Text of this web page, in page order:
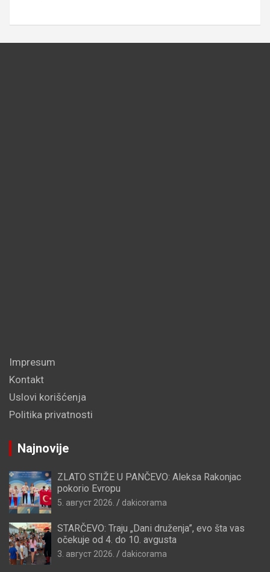
Impresum
Kontakt
Uslovi korišćenja
Politika privatnosti
Najnovije
ZLATO STIŽE U PANČEVO: Aleksa Rakonjac
pokorio Evropu
5. август 2026. dakicorama
STARČEVO: Traju „Dani druženja”, evo šta vas
očekuje od 4. do 10. avgusta
3. август 2026. dakicorama